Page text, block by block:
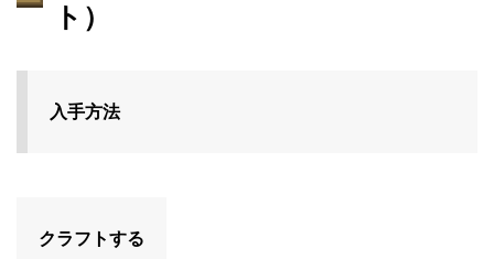
ト）
入手方法
クラフトする